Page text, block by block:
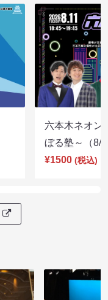
六本木ネオン
ぼる塾～（
¥1500 (税込)